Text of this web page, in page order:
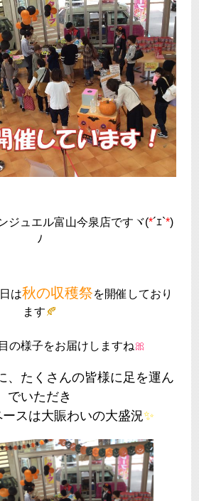
ジュエル富山今泉店ですヾ(*´ｴ`*)
ﾉ
は秋の収穫祭を開催しており
ます 🍂
の様子をお届けしますね🎀
、たくさんの皆様に足を運ん
でいただき
スは大賑わいの大盛況✨